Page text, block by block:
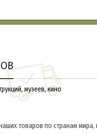
музеев, кино
товаров по странам мира,
ПОЛЬША